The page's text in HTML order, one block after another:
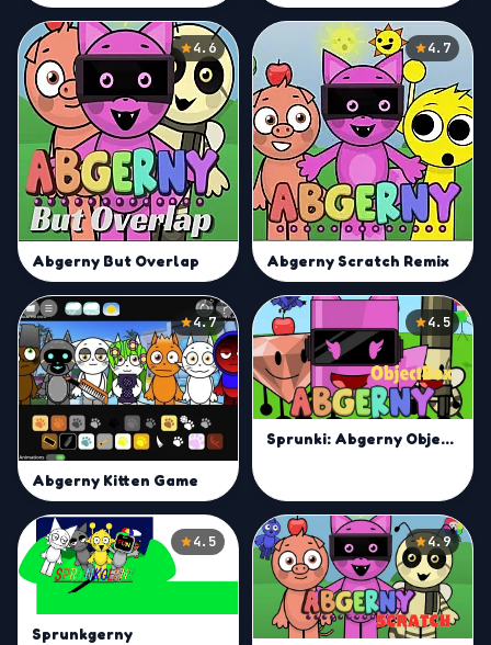
4.6
Abgerny But Overlap
4.7
Abgerny Scratch Remix
4.7
Abgerny Kitten Game
4.5
Sprunki: Abgerny Objectbox
4.5
Sprunkgerny
4.9